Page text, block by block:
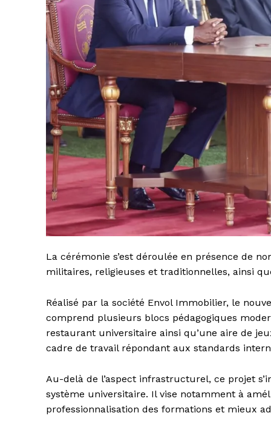
La cérémonie s’est déroulée en présence de
militaires, religieuses et traditionnelles, ainsi
Réalisé par la société Envol Immobilier, le
comprend plusieurs blocs pédagogiques
restaurant universitaire ainsi qu’une aire de
cadre de travail répondant aux standards
Au-delà de l’aspect infrastructurel, ce projet
système universitaire. Il vise notamment à
professionnalisation des formations et mieux